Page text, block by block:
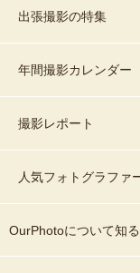
出張撮影の特集
年間撮影カレンダー
撮影レポート
人気フォトグラファ
OurPhotoについて知る